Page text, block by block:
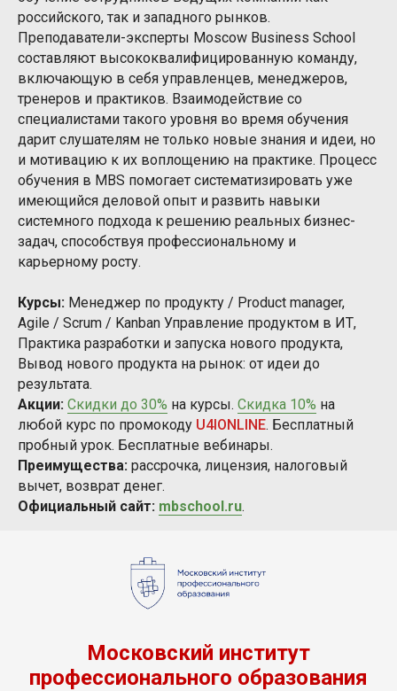
российского, так и западного рынков.
Преподаватели-эксперты Moscow Business School
составляют высококвалифицированную команду,
включающую в себя управленцев, менеджеров,
тренеров и практиков. Взаимодействие со
специалистами такого уровня во время обучения
дарит слушателям не только новые знания и идеи, но
и мотивацию к их воплощению на практике. Процесс
обучения в MBS помогает систематизировать уже
имеющийся деловой опыт и развить навыки
системного подхода к решению реальных бизнес-
задач, способствуя профессиональному и
карьерному росту.
Курсы: Менеджер по продукту / Product manager,
Agile / Scrum / Kanban Управление продуктом в ИТ,
Практика разработки и запуска нового продукта,
Вывод нового продукта на рынок: от идеи до
результата.
Акции: Скидки до 30% на курсы. Скидка 10% на
любой курс по промокоду U4IONLINE. Бесплатный
пробный урок. Бесплатные вебинары.
Преимущества: рассрочка, лицензия, налоговый
вычет, возврат денег.
Официальный сайт: mbschool.ru.
Московский институт
профессионального образования